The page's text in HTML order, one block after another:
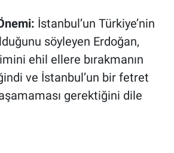
İstanbul’un Türkiye’nin
söyleyen Erdoğan,
ehil ellere bırakmanın
ve İstanbul’un bir fetret
gerektiğini dile